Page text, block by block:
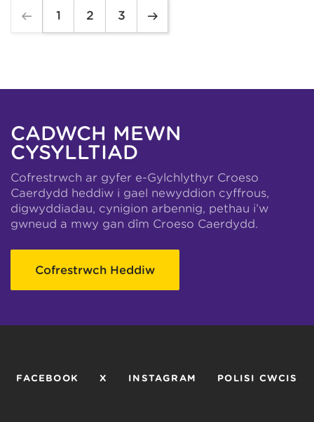
1 2 3
CADWCH MEWN
CYSYLLTIAD
Cofrestrwch ar gyfer e-Gylchlythyr Croeso
Caerdydd heddiw i gael newyddion cyffrous,
digwyddiadau, cynigion arbennig, pethau i’w
gwneud a mwy gan dîm Croeso Caerdydd.
Cofrestrwch Heddiw
FACEBOOK X INSTAGRAM POLISI CWCIS